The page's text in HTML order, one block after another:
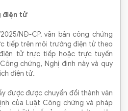
điện tử
NĐ-CP, văn bản công chứng
tiếp trên môi trường điện tử theo
tử trực tiếp hoặc trực tuyến
chứng, Nghị định này và quy
điện tử.
được được chuyển đổi thành văn
của Luật Công chứng và pháp